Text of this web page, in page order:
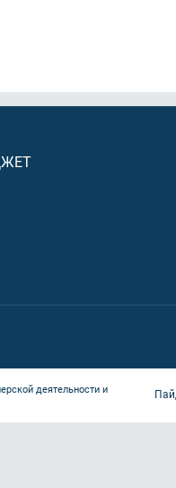
деятельности и